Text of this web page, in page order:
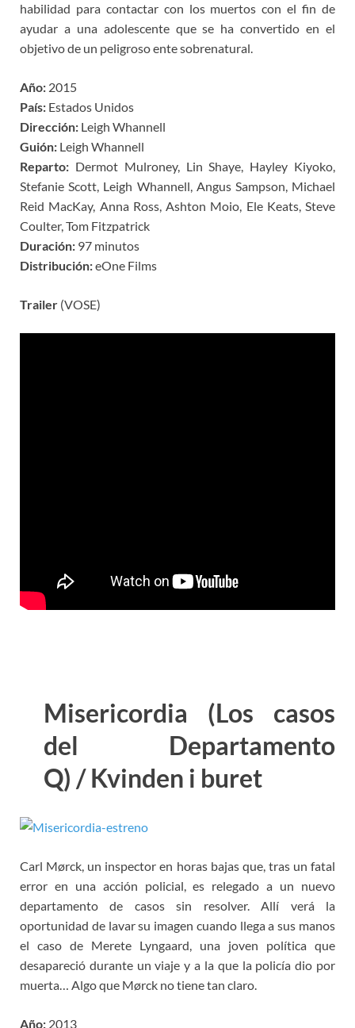
habilidad para contactar con los muertos con el fin de
ayudar a una adolescente que se ha convertido en el
objetivo de un peligroso ente sobrenatural.
Año: 2015
País: Estados Unidos
Dirección: Leigh Whannell
Guión: Leigh Whannell
Reparto: Dermot Mulroney, Lin Shaye, Hayley Kiyoko,
Stefanie Scott, Leigh Whannell, Angus Sampson, Michael
Reid MacKay, Anna Ross, Ashton Moio, Ele Keats, Steve
Coulter, Tom Fitzpatrick
Duración: 97 minutos
Distribución:eOne Films
Trailer (VOSE)
Misericordia (Los casos
del Departamento
Q) / Kvinden i buret
Carl Mørck, un inspector en horas bajas que, tras un fatal
error en una acción policial, es relegado a un nuevo
departamento de casos sin resolver. Allí verá la
oportunidad de lavar su imagen cuando llega a sus manos
el caso de Merete Lyngaard, una joven política que
desapareció durante un viaje y a la que la policía dio por
muerta… Algo que Mørck no tiene tan claro.
Año: 2013